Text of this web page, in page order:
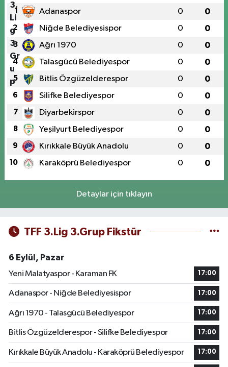
1 Adanaspor 0 0
2 Niğde Belediyesispor 0 0
3 Ağrı 1970 0 0
4 Talasgücü Belediyespor 0 0
5 Bitlis Özgüzelderespor 0 0
6 Silifke Belediyespor 0 0
7 Diyarbekirspor 0 0
8 Yeşilyurt Belediyespor 0 0
9 Kırıkkale Büyük Anadolu 0 0
10 Karaköprü Belediyespor 0 0
Detaylar için tıklayın
TFF 3.Lig 3.Grup Fikstür
6 Eylül, Pazar
Yeni Malatyaspor - Karaman FK
17:00
Adanaspor - Niğde Belediyesispor 17:00
Ağrı 1970 - Talasgücü Belediyespor 17:00
Bitlis Özgüzelderespor - Silifke Belediyespor 17:00
Kırıkkale Büyük Anadolu - Karaköprü Belediyespor 17:00